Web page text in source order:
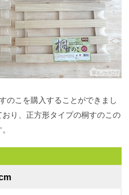
のこを購入することができまし
り、正方形タイプの桐すのこの